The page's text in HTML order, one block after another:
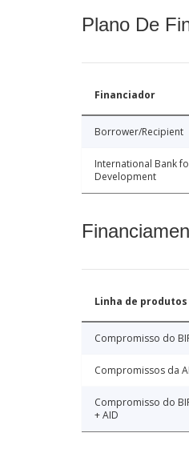
Plano De
Financiador
Borrower/Recipient
International Bank
Development
Linha de produtos
Compromisso do
Compromissos da
Compromisso do
+ AID